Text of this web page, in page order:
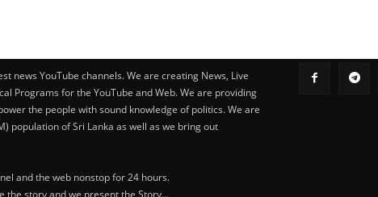
news YouTube channels. We are creating News, Live
Programs for the YouTube and Web. We are providing
the people with sound knowledge of politics. We are
population of Sri Lanka as well as we bring out
and the web nonstop for 24 hours.